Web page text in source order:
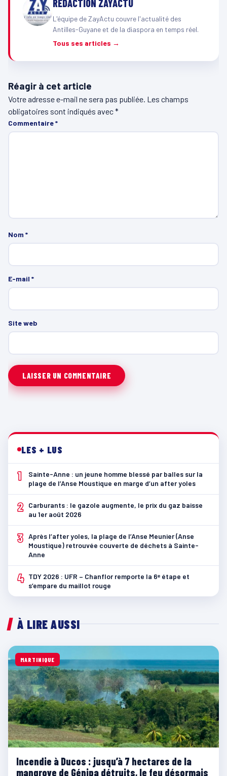
RÉDACTION ZAYACTU
L'équipe de ZayActu couvre l'actualité des
Antilles-Guyane et de la diaspora en temps réel.
Tous ses articles →
Réagir à cet article
Votre adresse e-mail ne sera pas publiée. Les champs
obligatoires sont indiqués avec*
Commentaire*
Nom *
E-mail *
Site web
LES + LUS
1
Sainte-Anne : un jeune homme blessé par balles sur la
plage de l’Anse Moustique en marge d’un after yoles
2
Carburants : le gazole augmente, le prix du gaz baisse
au 1er août 2026
3 Après l’after yoles, la plage de l’Anse Meunier (Anse
Moustique) retrouvée couverte de déchets à Sainte-
Anne
4 TDY 2026 : UFR – Chanflor remporte la 6ᵉ étape et
s’empare du maillot rouge
À LIRE AUSSI
MARTINIQUE
Incendie à Ducos : jusqu’à 7 hectares de la
mangrove de Génipa détruits, le feu désormais